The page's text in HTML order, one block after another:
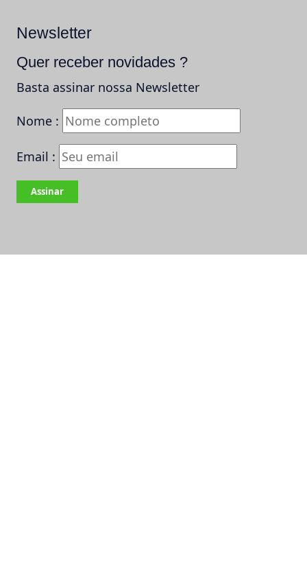
Newsletter
Quer receber novidades ?
Basta assinar nossa Newsletter
Nome :
Email :